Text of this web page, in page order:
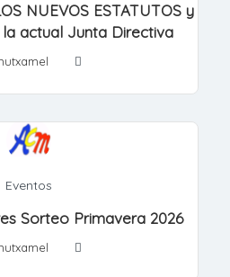
NUEVOS ESTATUTOS y
actual Junta Directiva
Eventos
Sorteo Primavera 2026